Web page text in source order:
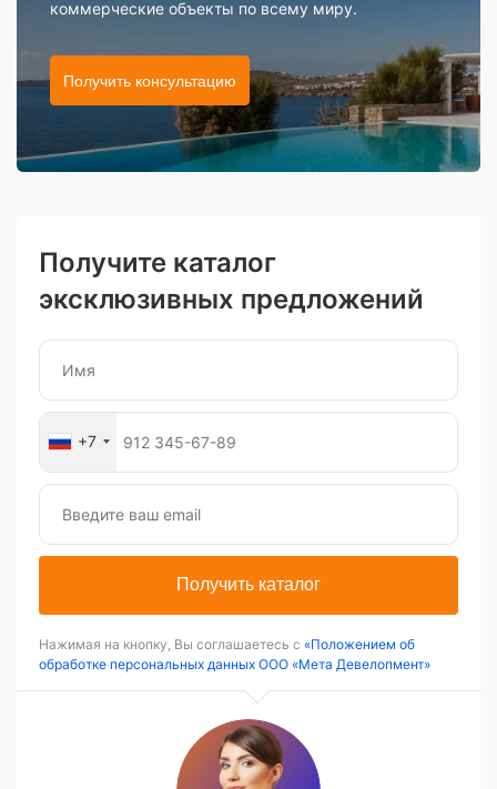
коммерческие объекты по всему миру.
Получить консультацию
Получите каталог
эксклюзивных предложений
+7
Получить каталог
Нажимая на кнопку, Вы соглашаетесь с «Положением об
обработке персональных данных ООО «Мета Девелопмент»